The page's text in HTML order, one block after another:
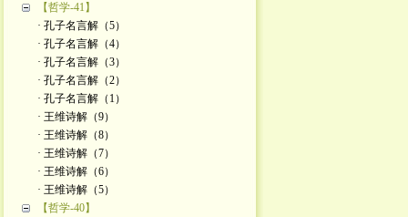
【哲学-41】
· 孔子名言解（5）
· 孔子名言解（4）
· 孔子名言解（3）
· 孔子名言解（2）
· 孔子名言解（1）
· 王维诗解（9）
· 王维诗解（8）
· 王维诗解（7）
· 王维诗解（6）
· 王维诗解（5）
【哲学-40】